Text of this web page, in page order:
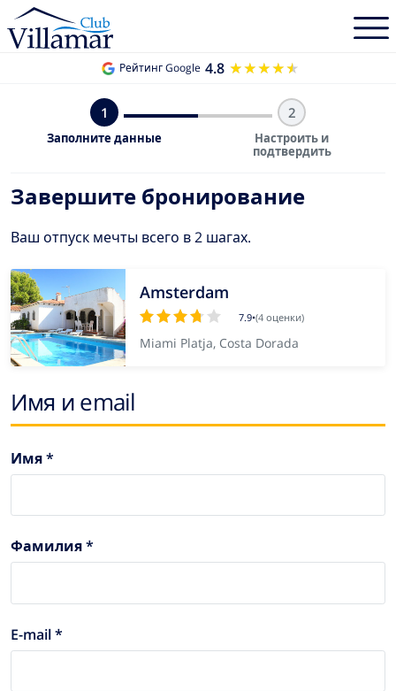
Рейтинг Google 4.8 ★★★★★
★★★★★
1
Заполните данные
2
Настроить и
подтвердить
Завершите бронирование
Ваш отпуск мечты всего в 2 шагах.
Amsterdam
7.9•(4 оценки)
Miami Platja, Costa Dorada
Имя и email
Имя *
Фамилия *
E-mail *